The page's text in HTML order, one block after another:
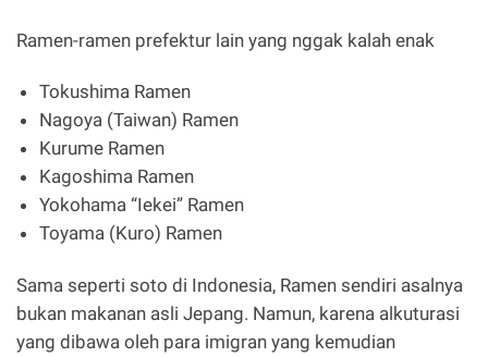
Ramen-ramen prefektur lain yang nggak kalah enak
Tokushima Ramen
Nagoya (Taiwan) Ramen
Kurume Ramen
Kagoshima Ramen
Yokohama “Iekei” Ramen
Toyama (Kuro) Ramen
Sama seperti soto di Indonesia, Ramen sendiri asalnya
bukan makanan asli Jepang. Namun, karena alkuturasi
yang dibawa oleh para imigran yang kemudian